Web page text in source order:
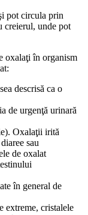
pot circula prin
creierul, unde pot
oxalaţi în organism
descrisă ca o
de urgenţă urinară
Oxalaţii irită
sau
de oxalat
în general de
extreme, cristalele